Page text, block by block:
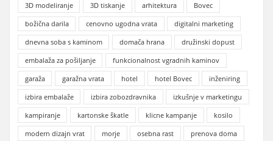
3D modeliranje 3D tiskanje arhitektura
Bovec
božična darila
cenovno ugodna vrata
digitalni marketing
dnevna soba s kaminom
domača hrana
družinski dopust
embalaža za pošiljanje
funkcionalnost vgradnih kaminov
garaža
garažna vrata hotel hotel Bovec
inženiring
izbira embalaže
izbira zobozdravnika
izkušnje v marketingu
kampiranje
kartonske škatle klicne kampanje
kosilo
modern dizajn vrat
morje osebna rast prenova doma